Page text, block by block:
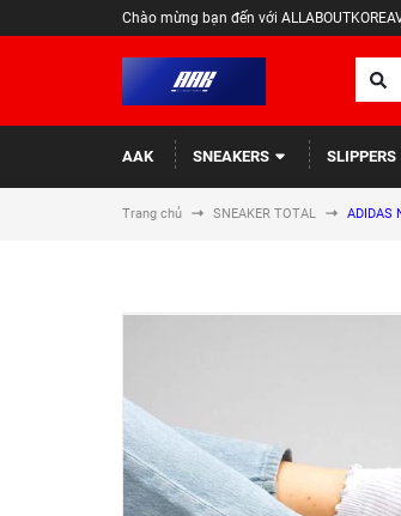
Chào mừng bạn đến với
AAK SNEAKERS SLIPPERS
Trang chủ SNEAKER TOTAL ADIDAS